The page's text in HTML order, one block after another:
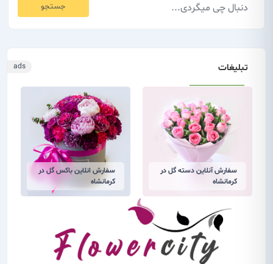
جستجو
ads تبلیغات
سفارش آنلاین دسته گل در
کرمانشاه
سفارش انلاین باکس گل در
کرمانشاه